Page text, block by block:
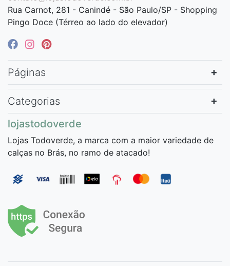
Rua Carnot, 281 - Canindé - São Paulo/SP - Shopping
Pingo Doce (Térreo ao lado do elevador)
Páginas
Categorias
lojastodoverde
Lojas Todoverde, a marca com a maior variedade de
calças no Brás, no ramo de atacado!